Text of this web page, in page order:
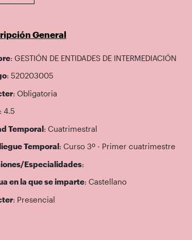
General
: GESTIÓN DE ENTIDADES DE INTERMEDIACIÓN
: 520203005
: Obligatoria
4.5
Temporal: Cuatrimestral
Temporal: Curso 3º - Primer cuatrimestre
Especialidades:
en la que se imparte: Castellano
: Presencial